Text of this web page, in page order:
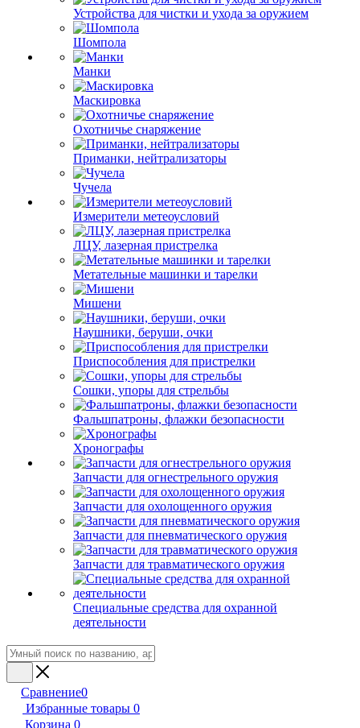
Устройства для чистки и ухода за оружием
Шомпола
Манки
Маскировка
Охотничье снаряжение
Приманки, нейтрализаторы
Чучела
Измерители метеоусловий
ЛЦУ, лазерная пристрелка
Метательные машинки и тарелки
Мишени
Наушники, беруши, очки
Приспособления для пристрелки
Сошки, упоры для стрельбы
Фальшпатроны, флажки безопасности
Хронографы
Запчасти для огнестрельного оружия
Запчасти для охолощенного оружия
Запчасти для пневматического оружия
Запчасти для травматического оружия
Специальные средства для охранной
деятельности
Сравнение0
Избранные товары 0
Корзина 0